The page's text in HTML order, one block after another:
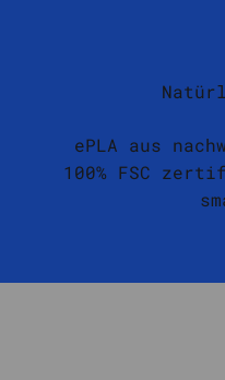
ePLA aus
100% FSC